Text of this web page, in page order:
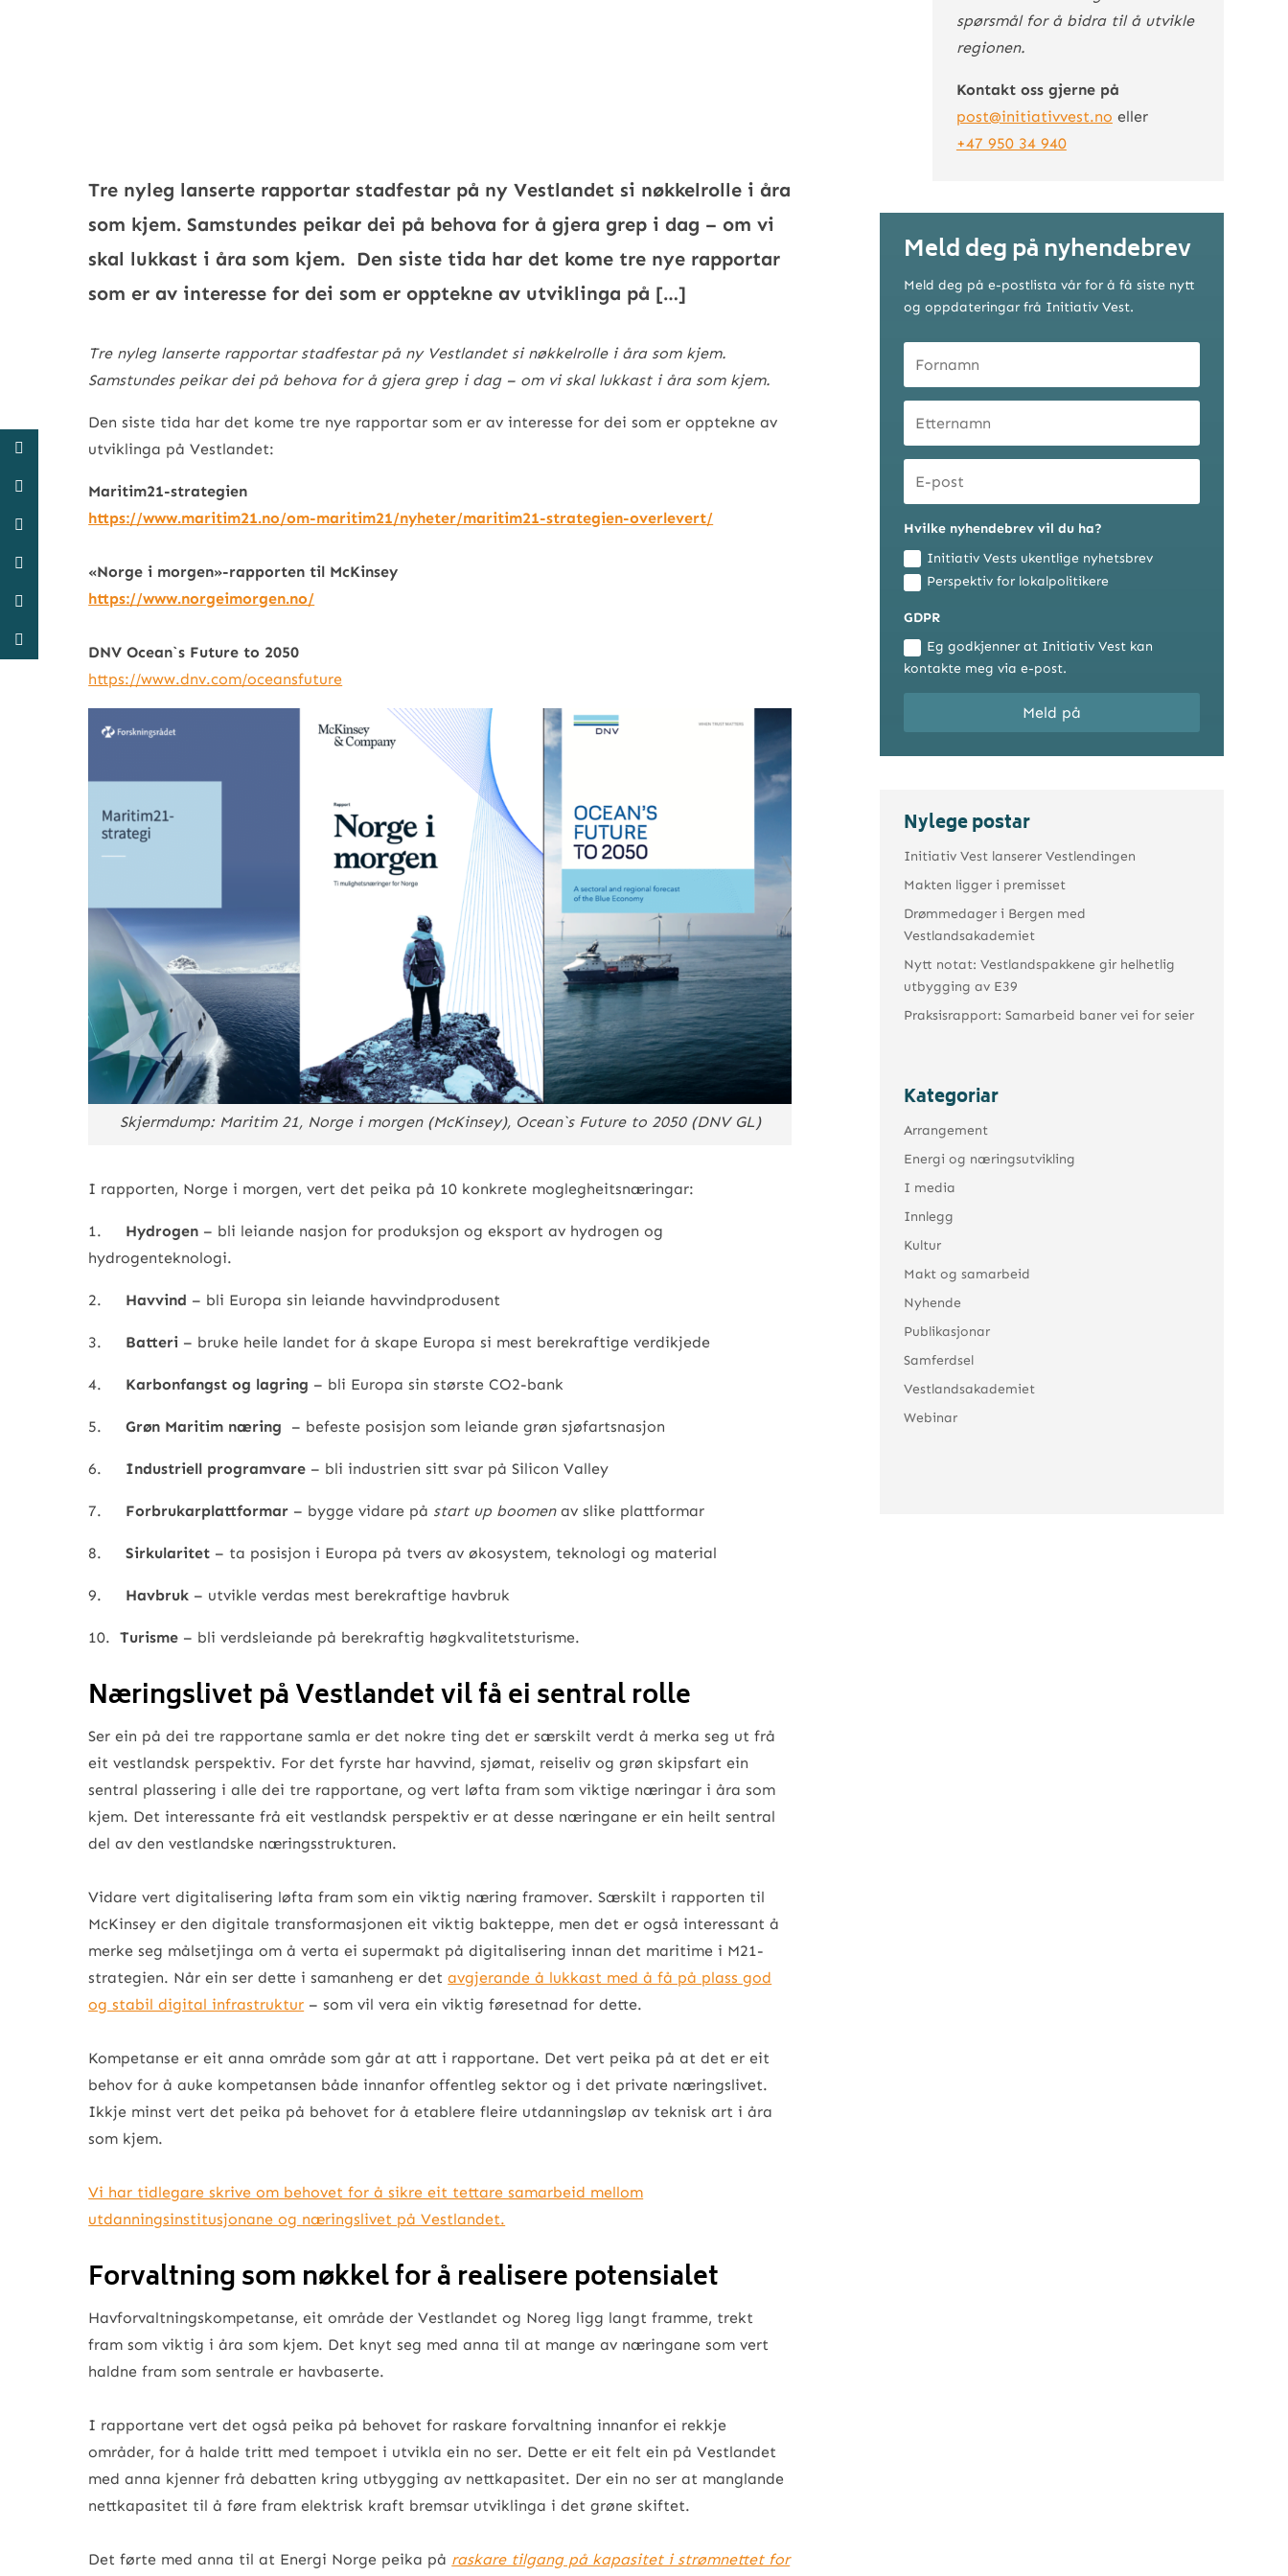
Tre nyleg lanserte rapportar stadfestar på ny Vestlandet si nøkkelrolle i åra
som kjem. Samstundes peikar dei på behova for å gjera grep i dag – om vi
skal lukkast i åra som kjem. Den siste tida har det kome tre nye rapportar
som er av interesse for dei som er opptekne av utviklinga på […]
Tre nyleg lanserte rapportar stadfestar på ny Vestlandet si nøkkelrolle i åra som kjem.
Samstundes peikar dei på behova for å gjera grep i dag – om vi skal lukkast i åra som kjem.
Den siste tida har det kome tre nye rapportar som er av interesse for dei som er opptekne av
utviklinga på Vestlandet:
Maritim21-strategien
https://www.maritim21.no/om-maritim21/nyheter/maritim21-strategien-overlevert/
«Norge i morgen»-rapporten til McKinsey
https://www.norgeimorgen.no/
DNV Ocean`s Future to 2050
https://www.dnv.com/oceansfuture
Skjermdump: Maritim 21, Norge i morgen (McKinsey), Ocean`s Future to 2050 (DNV GL)
I rapporten, Norge i morgen, vert det peika på 10 konkrete moglegheitsnæringar:
1. Hydrogen – bli leiande nasjon for produksjon og eksport av hydrogen og
hydrogenteknologi.
2. Havvind – bli Europa sin leiande havvindprodusent
3. Batteri – bruke heile landet for å skape Europa si mest berekraftige verdikjede
4. Karbonfangst og lagring – bli Europa sin største CO2-bank
5.Grøn Maritim næring – befeste posisjon som leiande grøn sjøfartsnasjon
6. Industriell programvare – bli industrien sitt svar på Silicon Valley
7. Forbrukarplattformar – bygge vidare på start up boomenav slike plattformar
8.Sirkularitet – ta posisjon i Europa på tvers av økosystem, teknologi og material
9. Havbruk – utvikle verdas mest berekraftige havbruk
10.Turisme – bli verdsleiande på berekraftig høgkvalitetsturisme.
Næringslivet på Vestlandet vil få ei sentral rolle
Ser ein på dei tre rapportane samla er det nokre ting det er særskilt verdt å merka seg ut frå
eit vestlandsk perspektiv. For det fyrste har havvind, sjømat, reiseliv og grøn skipsfart ein
sentral plassering i alle dei tre rapportane, og vert løfta fram som viktige næringar i åra som
kjem. Det interessante frå eit vestlandsk perspektiv er at desse næringane er ein heilt sentral
del av den vestlandske næringsstrukturen.
Vidare vert digitalisering løfta fram som ein viktig næring framover. Særskilt i rapporten til
McKinsey er den digitale transformasjonen eit viktig bakteppe, men det er også interessant å
merke seg målsetjinga om å verta ei supermakt på digitalisering innan det maritime i M21-
strategien. Når ein ser dette i samanheng er detavgjerande å lukkast med å få på plass god
og stabil digital infrastruktur – som vil vera ein viktig føresetnad for dette.
Kompetanse er eit anna område som går at att i rapportane. Det vert peika på at det er eit
behov for å auke kompetansen både innanfor offentleg sektor og i det private næringslivet.
Ikkje minst vert det peika på behovet for å etablere fleire utdanningsløp av teknisk art i åra
som kjem.
Vi har tidlegare skrive om behovet for å sikre eit tettare samarbeid mellom
utdanningsinstitusjonane og næringslivet på Vestlandet.
Forvaltning som nøkkel for å realisere potensialet
Havforvaltningskompetanse, eit område der Vestlandet og Noreg ligg langt framme, trekt
fram som viktig i åra som kjem. Det knyt seg med anna til at mange av næringane som vert
haldne fram som sentrale er havbaserte.
I rapportane vert det også peika på behovet for raskare forvaltning innanfor ei rekkje
områder, for å halde tritt med tempoet i utvikla ein no ser. Dette er eit felt ein på Vestlandet
med anna kjenner frå debatten kring utbygging av nettkapasitet. Der ein no ser at manglande
nettkapasitet til å føre fram elektrisk kraft bremsar utviklinga i det grøne skiftet.
Det førte med anna til at Energi Norge peika på raskare tilgang på kapasitet i strømnettet for
spørsmål for å bidra til å utvikle
regionen.
Kontakt oss gjerne på
post@initiativvest.no eller
+47 950 34 940
Meld deg på nyhendebrev
Meld deg på e-postlista vår for å få siste nytt
og oppdateringar frå Initiativ Vest.
Hvilke nyhendebrev vil du ha?
Initiativ Vests ukentlige nyhetsbrev
Perspektiv for lokalpolitikere
GDPR
Eg godkjenner at Initiativ Vest kan
kontakte meg via e-post.
Meld på
Nylege postar
Initiativ Vest lanserer Vestlendingen
Makten ligger i premisset
Drømmedager i Bergen med
Vestlandsakademiet
Nytt notat: Vestlandspakkene gir helhetlig
utbygging av E39
Praksisrapport: Samarbeid baner vei for seier
Kategoriar
Arrangement
Energi og næringsutvikling
I media
Innlegg
Kultur
Makt og samarbeid
Nyhende
Publikasjonar
Samferdsel
Vestlandsakademiet
Webinar